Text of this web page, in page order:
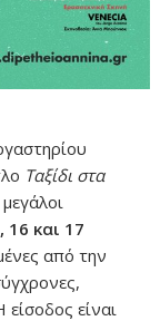
Ταξίδι στα
16 και 17
από την
είσοδος είναι